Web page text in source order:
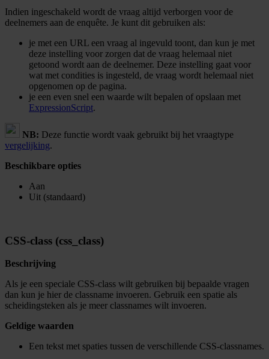
Indien ingeschakeld wordt de vraag altijd verborgen voor de
deelnemers aan de enquête. Je kunt dit gebruiken als:
je met een URL een vraag al ingevuld toont, dan kun je met
deze instelling voor zorgen dat de vraag helemaal niet
getoond wordt aan de deelnemer. Deze instelling gaat voor
wat met condities is ingesteld, de vraag wordt helemaal niet
opgenomen op de pagina.
je een even snel een waarde wilt bepalen of opslaan met
ExpressionScript.
NB: Deze functie wordt vaak gebruikt bij het vraagtype
vergelijking.
Beschikbare opties
Aan
Uit (standaard)
CSS-class (css_class)
Beschrijving
Als je een speciale CSS-class wilt gebruiken bij bepaalde vragen
dan kun je hier de classname invoeren. Gebruik een spatie als
scheidingsteken als je meer classnames wilt invoeren.
Geldige waarden
Een tekst met spaties tussen de verschillende CSS-classnames.